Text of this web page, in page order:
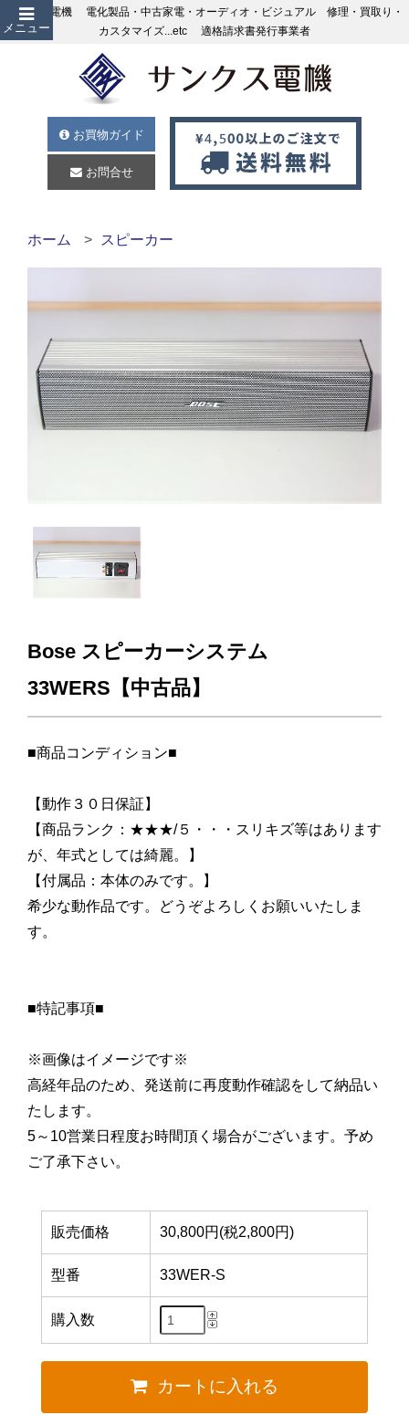
メニュー
サンクス電機 電化製品・中古家電・オーディオ・ビジュアル 修理・買取り・
カスタマイズ...etc 適格請求書発行事業者
お買物ガイド
お問合せ
ホーム スピーカー
Bose スピーカーシステム
33WERS【中古品】
■商品コンディション■
【動作３０日保証】
【商品ランク：★★★/５・・・スリキズ等はあります
が、年式としては綺麗。】
【付属品：本体のみです。】
希少な動作品です。どうぞよろしくお願いいたしま
す。
■特記事項■
※画像はイメージです※
高経年品のため、発送前に再度動作確認をして納品い
たします。
5～10営業日程度お時間頂く場合がございます。予め
ご了承下さい。
販売価格 30,800円(税2,800円)
型番 33WER-S
購入数
カートに入れる